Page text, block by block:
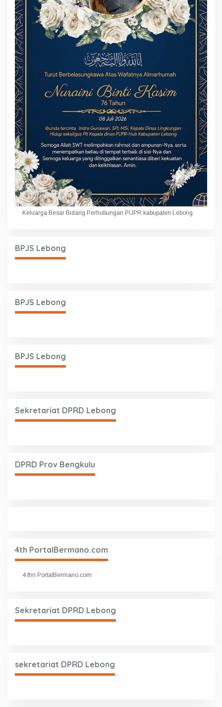
Keluarga Besar Bidang Perhubungan PUPR kabupaten Lebong
BPJS Lebong
BPJS Lebong
BPJS Lebong
Sekretariat DPRD Lebong
DPRD Prov Bengkulu
4th PortalBermano.com
4 thn PortalBermano.com
Sekretariat DPRD Lebong
sekretariat DPRD Lebong